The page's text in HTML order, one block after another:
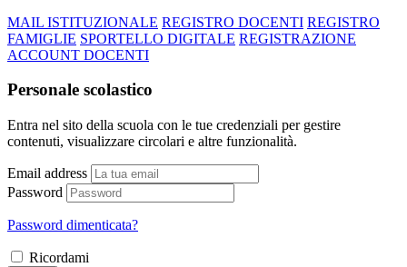
MAIL ISTITUZIONALE REGISTRO DOCENTI REGISTRO
FAMIGLIE SPORTELLO DIGITALE REGISTRAZIONE
ACCOUNT DOCENTI
Personale scolastico
Entra nel sito della scuola con le tue credenziali per gestire
contenuti, visualizzare circolari e altre funzionalità.
Email address
Password
Password dimenticata?
Ricordami